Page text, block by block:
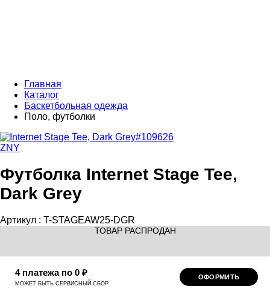
Главная
Каталог
Баскетбольная одежда
Поло, футболки
ZNY
Футболка Internet Stage Tee,
Dark Grey
Артикул : T-STAGEAW25-DGR
ТОВАР РАСПРОДАН
4 платежа по 0 ₽
МОЖЕТ БЫТЬ СЕРВИСНЫЙ СБОР
ОФОРМИТЬ